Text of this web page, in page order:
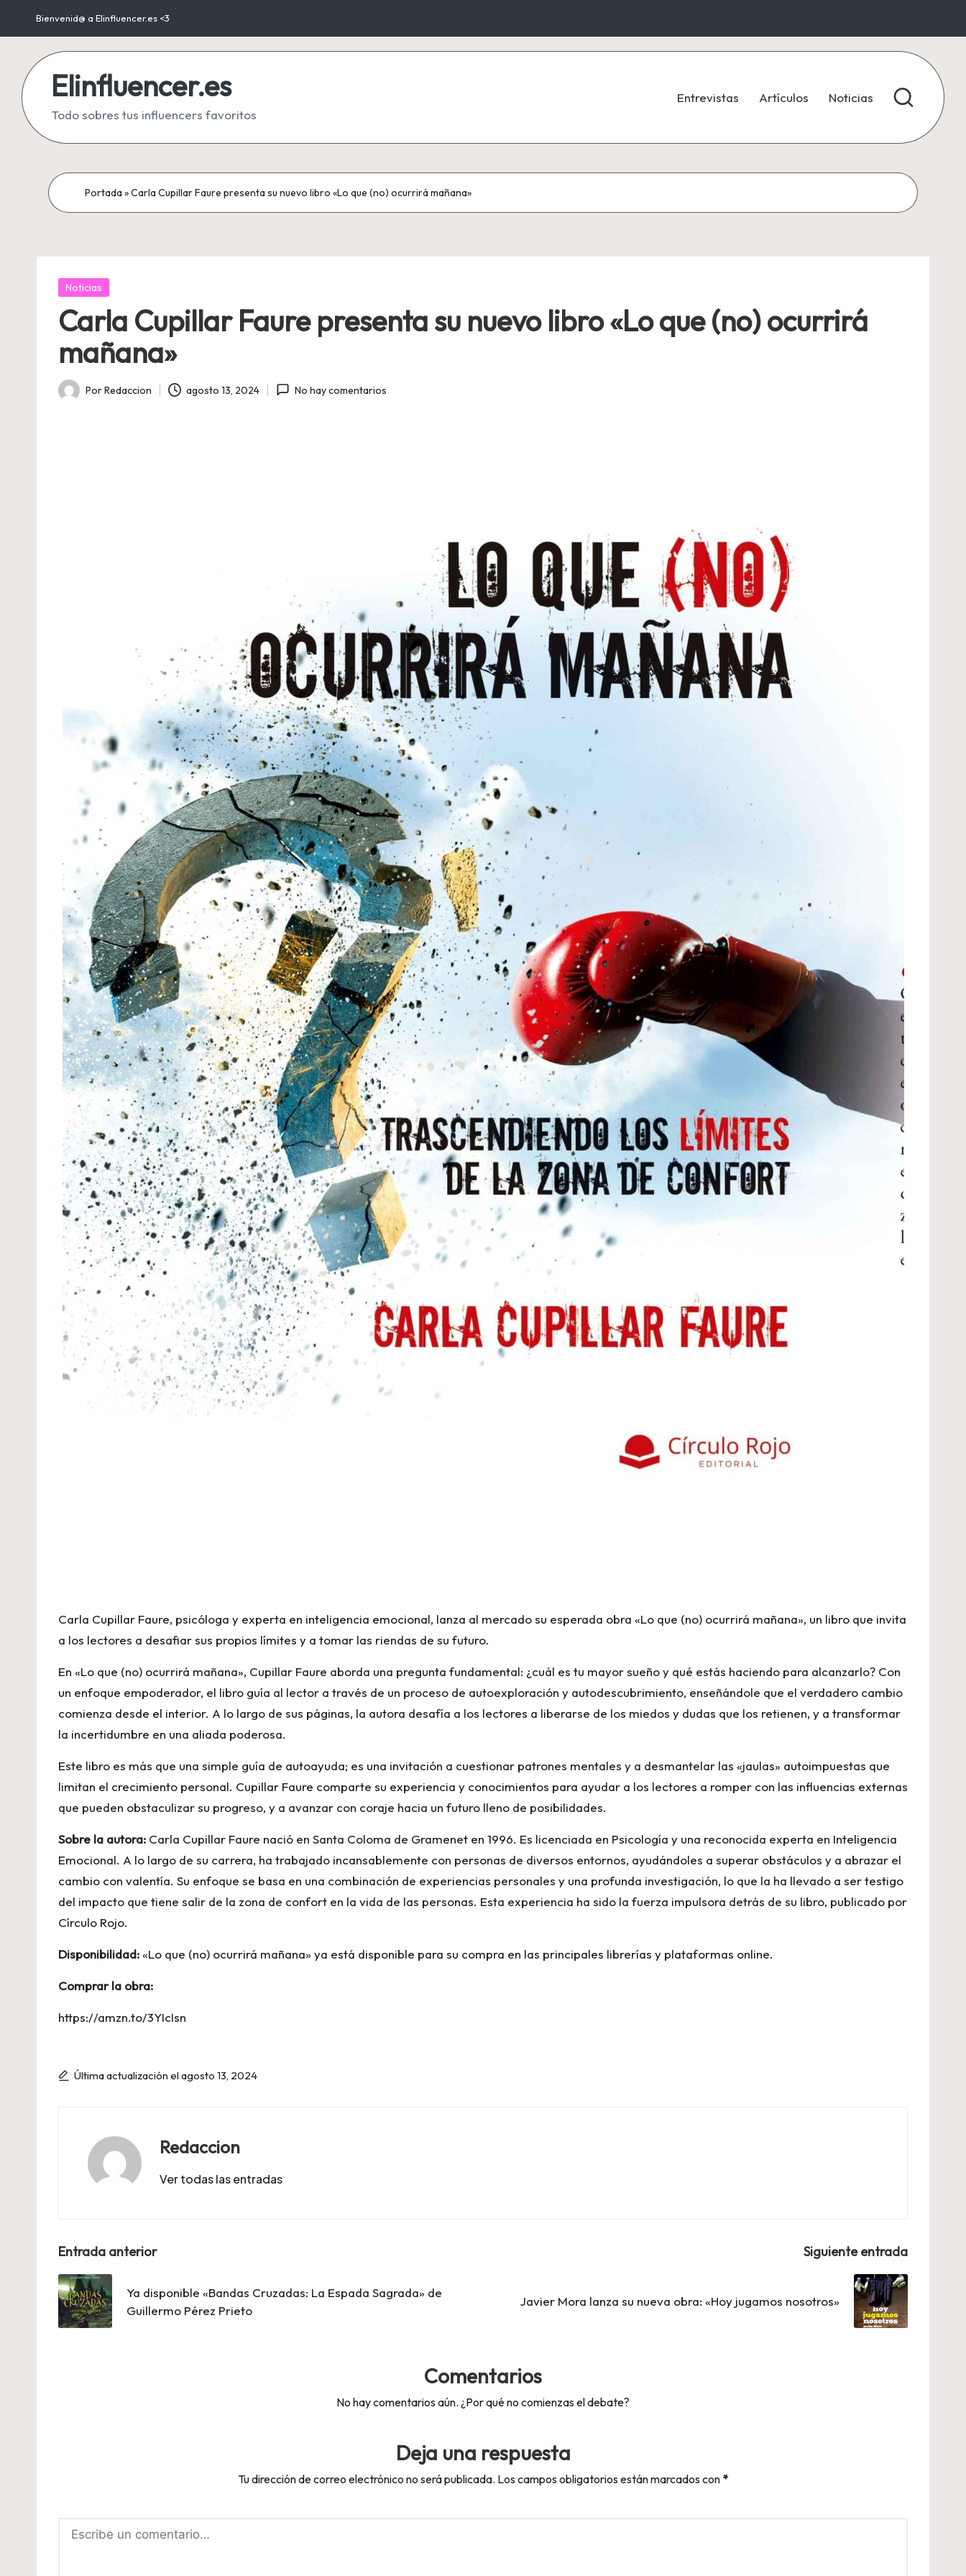
Saltar
contenido
Bienvenid@ a Elinfluencer.es <3
Elinfluencer.es
Todo sobres tus influencers favoritos
Entrevistas Artículos Noticias
Portada»Carla Cupillar Faure presenta su nuevo libro «Lo que (no) ocurrirá mañana»
Publicada
Noticias
Carla Cupillar Faure presenta su nuevo libro «Lo que (no) ocurrirá
mañana»
Publicado
PorRedaccion agosto 13, 2024 No hay comentarios
Carla Cupillar Faure, psicóloga y experta en inteligencia emocional, lanza al mercado su esperada obra «Lo que (no) ocurrirá mañana», un libro que invita
a los lectores a desafiar sus propios límites y a tomar las riendas de su futuro.
En «Lo que (no) ocurrirá mañana», Cupillar Faure aborda una pregunta fundamental: ¿cuál es tu mayor sueño y qué estás haciendo para alcanzarlo? Con
un enfoque empoderador, el libro guía al lector a través de un proceso de autoexploración y autodescubrimiento, enseñándole que el verdadero cambio
comienza desde el interior. A lo largo de sus páginas, la autora desafía a los lectores a liberarse de los miedos y dudas que los retienen, y a transformar
la incertidumbre en una aliada poderosa.
Este libro es más que una simple guía de autoayuda; es una invitación a cuestionar patrones mentales y a desmantelar las «jaulas» autoimpuestas que
limitan el crecimiento personal. Cupillar Faure comparte su experiencia y conocimientos para ayudar a los lectores a romper con las influencias externas
que pueden obstaculizar su progreso, y a avanzar con coraje hacia un futuro lleno de posibilidades.
Sobre la autora: Carla Cupillar Faure nació en Santa Coloma de Gramenet en 1996. Es licenciada en Psicología y una reconocida experta en Inteligencia
Emocional. A lo largo de su carrera, ha trabajado incansablemente con personas de diversos entornos, ayudándoles a superar obstáculos y a abrazar el
cambio con valentía. Su enfoque se basa en una combinación de experiencias personales y una profunda investigación, lo que la ha llevado a ser testigo
del impacto que tiene salir de la zona de confort en la vida de las personas. Esta experiencia ha sido la fuerza impulsora detrás de su libro, publicado por
Círculo Rojo.
Disponibilidad:«Lo que (no) ocurrirá mañana» ya está disponible para su compra en las principales librerías y plataformas online.
Comprar la obra:
https://amzn.to/3YIcIsn
Última actualización el agosto 13, 2024
Redaccion
Ver todas las entradas
Navegación
de
entradas
Entrada anterior
Ya disponible «Bandas Cruzadas: La Espada Sagrada» de
Guillermo Pérez Prieto
Siguiente entrada
Javier Mora lanza su nueva obra: «Hoy jugamos nosotros»
Comentarios
No hay comentarios aún. ¿Por qué no comienzas el debate?
Deja una respuesta
Tu dirección de correo electrónico no será publicada. Los campos obligatorios están marcados con *